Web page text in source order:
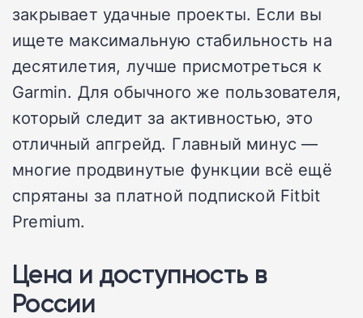
закрывает удачные проекты. Если вы
ищете максимальную стабильность на
десятилетия, лучше присмотреться к
Garmin. Для обычного же пользователя,
который следит за активностью, это
отличный апгрейд. Главный минус —
многие продвинутые функции всё ещё
спрятаны за платной подпиской Fitbit
Premium.
Цена и доступность в
России